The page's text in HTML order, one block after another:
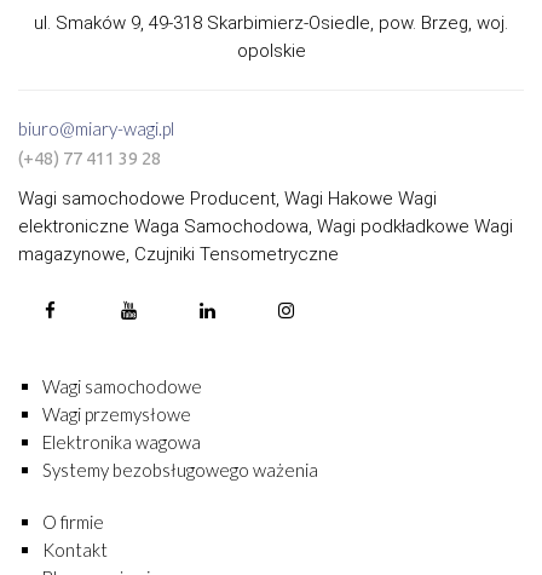
ul. Smaków 9, 49-318 Skarbimierz-Osiedle, pow. Brzeg, woj.
opolskie
biuro@miary-wagi.pl
(+48) 77 411 39 28
Wagi samochodowe Producent, Wagi Hakowe Wagi
elektroniczne Waga Samochodowa, Wagi podkładkowe Wagi
magazynowe, Czujniki Tensometryczne
Wagi samochodowe
Wagi przemysłowe
Elektronika wagowa
Systemy bezobsługowego ważenia
O firmie
Kontakt